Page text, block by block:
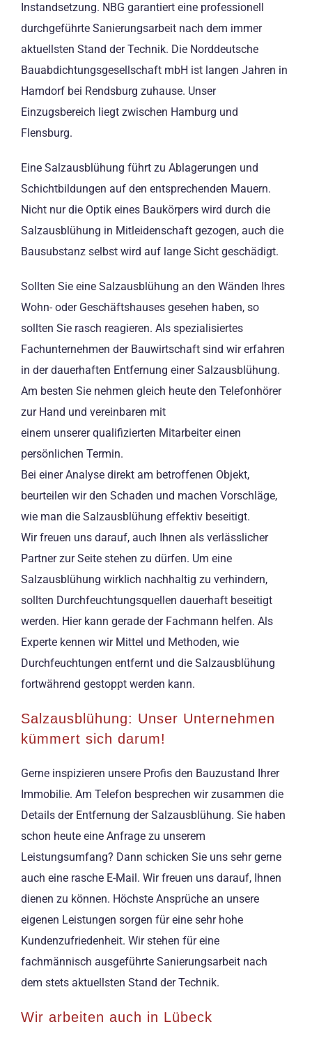
Instandsetzung. NBG garantiert eine professionell
durchgeführte Sanierungsarbeit nach dem immer
aktuellsten Stand der Technik. Die Norddeutsche
Bauabdichtungsgesellschaft mbH ist langen Jahren in
Hamdorf bei Rendsburg zuhause. Unser
Einzugsbereich liegt zwischen Hamburg und
Flensburg.
Eine Salzausblühung führt zu Ablagerungen und
Schichtbildungen auf den entsprechenden Mauern.
Nicht nur die Optik eines Baukörpers wird durch die
Salzausblühung in Mitleidenschaft gezogen, auch die
Bausubstanz selbst wird auf lange Sicht geschädigt.
Sollten Sie eine Salzausblühung an den Wänden Ihres
Wohn- oder Geschäftshauses gesehen haben, so
sollten Sie rasch reagieren. Als spezialisiertes
Fachunternehmen der Bauwirtschaft sind wir erfahren
in der dauerhaften Entfernung einer Salzausblühung.
Am besten Sie nehmen gleich heute den Telefonhörer
zur Hand und vereinbaren mit
einem unserer qualifizierten Mitarbeiter einen
persönlichen Termin.
Bei einer Analyse direkt am betroffenen Objekt,
beurteilen wir den Schaden und machen Vorschläge,
wie man die Salzausblühung effektiv beseitigt.
Wir freuen uns darauf, auch Ihnen als verlässlicher
Partner zur Seite stehen zu dürfen. Um eine
Salzausblühung wirklich nachhaltig zu verhindern,
sollten Durchfeuchtungsquellen dauerhaft beseitigt
werden. Hier kann gerade der Fachmann helfen. Als
Experte kennen wir Mittel und Methoden, wie
Durchfeuchtungen entfernt und die Salzausblühung
fortwährend gestoppt werden kann.
Salzausblühung: Unser Unternehmen
kümmert sich darum!
Gerne inspizieren unsere Profis den Bauzustand Ihrer
Immobilie. Am Telefon besprechen wir zusammen die
Details der Entfernung der Salzausblühung. Sie haben
schon heute eine Anfrage zu unserem
Leistungsumfang? Dann schicken Sie uns sehr gerne
auch eine rasche E-Mail. Wir freuen uns darauf, Ihnen
dienen zu können. Höchste Ansprüche an unsere
eigenen Leistungen sorgen für eine sehr hohe
Kundenzufriedenheit. Wir stehen für eine
fachmännisch ausgeführte Sanierungsarbeit nach
dem stets aktuellsten Stand der Technik.
Wir arbeiten auch in Lübeck